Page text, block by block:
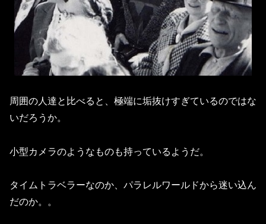
周囲の人達と比べると、極端に垢抜けすぎているのではな
いだろうか。
小型カメラのようなものも持っているようだ。
タイムトラベラーなのか、パラレルワールドから迷い込ん
だのか。。